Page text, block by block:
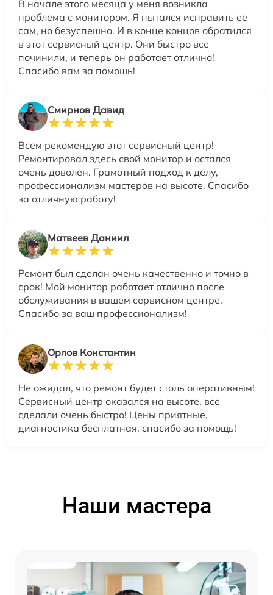
В начале этого месяца у меня возникла
проблема с монитором. Я пытался исправить ее
сам, но безуспешно. И в конце концов обратился
в этот сервисный центр. Они быстро все
починили, и теперь он работает отлично!
Спасибо вам за помощь!
Смирнов Давид
Всем рекомендую этот сервисный центр!
Ремонтировал здесь свой монитор и остался
очень доволен. Грамотный подход к делу,
профессионализм мастеров на высоте. Спасибо
за отличную работу!
Матвеев Даниил
Ремонт был сделан очень качественно и точно в
срок! Мой монитор работает отлично после
обслуживания в вашем сервисном центре.
Спасибо за ваш профессионализм!
Орлов Константин
Не ожидал, что ремонт будет столь оперативным!
Сервисный центр оказался на высоте, все
сделали очень быстро! Цены приятные,
диагностика бесплатная, спасибо за помощь!
Наши мастера